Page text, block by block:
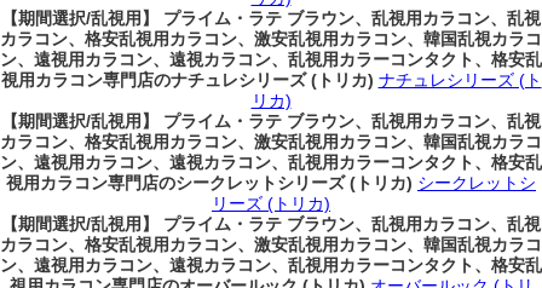
【期間選択/乱視用】 プライム・ラテ ブラウン、乱視用カラコン、乱視
カラコン、格安乱視用カラコン、激安乱視用カラコン、韓国乱視カラコ
ン、遠視用カラコン、遠視カラコン、乱視用カラーコンタクト、格安乱
視用カラコン専門店のナチュレシリーズ (トリカ) ナチュレシリーズ (ト
リカ)
【期間選択/乱視用】 プライム・ラテ ブラウン、乱視用カラコン、乱視
カラコン、格安乱視用カラコン、激安乱視用カラコン、韓国乱視カラコ
ン、遠視用カラコン、遠視カラコン、乱視用カラーコンタクト、格安乱
視用カラコン専門店のシークレットシリーズ (トリカ) シークレットシ
リーズ (トリカ)
【期間選択/乱視用】 プライム・ラテ ブラウン、乱視用カラコン、乱視
カラコン、格安乱視用カラコン、激安乱視用カラコン、韓国乱視カラコ
ン、遠視用カラコン、遠視カラコン、乱視用カラーコンタクト、格安乱